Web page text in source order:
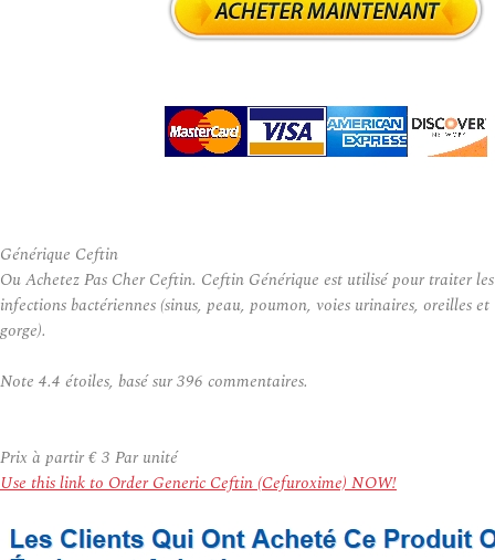
Générique Ceftin
Ou Achetez Pas Cher Ceftin. Ceftin Générique est utilisé pour traiter les
infections bactériennes (sinus, peau, poumon, voies urinaires, oreilles et
gorge).
Note 4.4 étoiles, basé sur396 commentaires.
Prix à partir€ 3 Par unité
Use this link to Order Generic Ceftin (Cefuroxime) NOW!